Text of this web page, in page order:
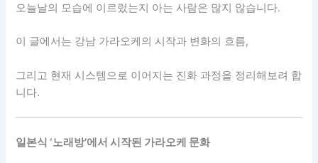
오늘날의 모습에 이르렀는지 아는 사람은 많지 않습니다.
이 글에서는 강남 가라오케의 시작과 변화의 흐름,
그리고 현재 시스템으로 이어지는 진화 과정을 정리해보려 합
니다.
일본식 ‘노래방’에서 시작된 가라오케 문화